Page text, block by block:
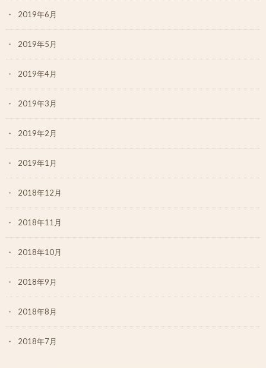
2019年6月
2019年5月
2019年4月
2019年3月
2019年2月
2019年1月
2018年12月
2018年11月
2018年10月
2018年9月
2018年8月
2018年7月